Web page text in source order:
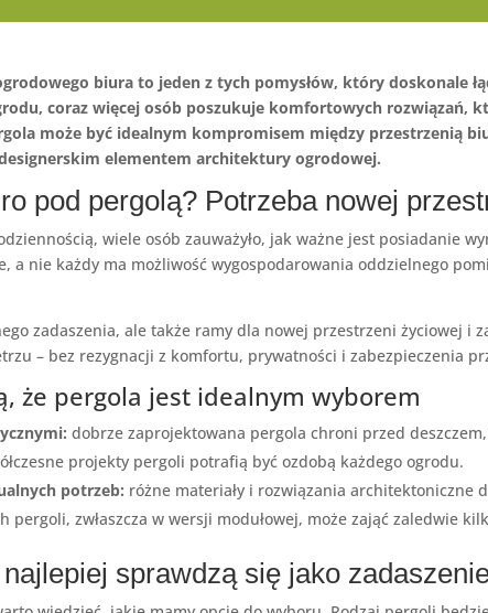
biura to jeden z tych pomysłów, który doskonale
coraz więcej osób poszukuje komfortowych
może być idealnym kompromisem między przestrzenią
elementem architektury ogrodowej.
pod pergolą? Potrzeba nowej
wiele osób zauważyło, jak ważne jest posiadanie
a nie każdy ma możliwość wygospodarowania oddzielnego
zadaszenia, ale także ramy dla nowej przestrzeni życiowej i
– bez rezygnacji z komfortu, prywatności i zabezpieczenia
że pergola jest idealnym wyborem
dobrze zaprojektowana pergola chroni przed
projekty pergoli potrafią być ozdobą każdego ogrodu.
potrzeb: różne materiały i rozwiązania architektoniczne
pergoli, zwłaszcza w wersji modułowej, może zająć zaledwie
sprawdzą się jako